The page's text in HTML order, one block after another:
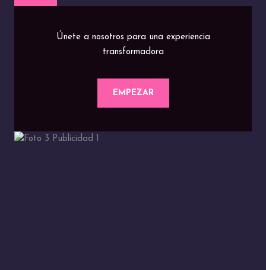
Únete a nosotros para una experiencia
transformadora
EMPEZAR